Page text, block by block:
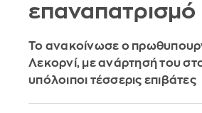
επαναπατρισμό
Το ανακοίνωσε ο
Λεκορνί, με ανάρτησή του
υπόλοιποι τέσσερις επιβάτες